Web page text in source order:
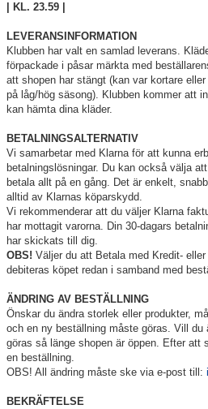
Policy - klubbdress
Kalender
Bildgalleri
Dokument
Kontakt
| KL. 23.59 |
LEVERANSINFORMATION
Klubben har valt en samlad leverans.
förpackade i påsar märkta med
att shopen har stängt (kan var kortare
på låg/hög säsong). Klubben kommer att
kan hämta dina kläder.
BETALNINGSALTERNATIV
Vi samarbetar med Klarna för att kunna
betalningslösningar. Du kan också välja
betala allt på en gång. Det är enkelt,
alltid av Klarnas köparskydd.
Vi rekommenderar att du väljer Klarna
har mottagit varorna. Din 30-dagars
har skickats till dig.
OBS! Väljer du att Betala med Kredit-
debiteras köpet redan i samband med
ÄNDRING AV BESTÄLLNING
Önskar du ändra storlek eller produkter,
och en ny beställning måste göras. Vill du
göras så länge shopen är öppen. Efter att
en beställning.
OBS! All ändring måste ske via e-post till:
BEKRÄFTELSE